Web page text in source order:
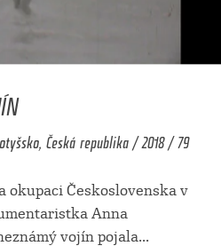
Česká republika / 2018 / 79
okupaci Československa v
Anna
vojín pojala...